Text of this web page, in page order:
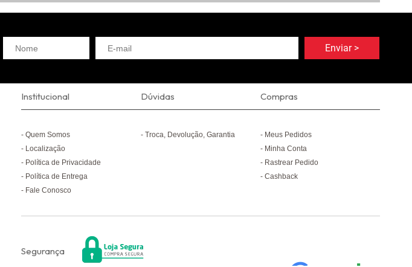
Institucional
Quem Somos
Localização
Política de Privacidade
Política de Entrega
Fale Conosco
Dúvidas
Troca, Devolução, Garantia
Compras
Meus Pedidos
Minha Conta
Rastrear Pedido
Cashback
Segurança